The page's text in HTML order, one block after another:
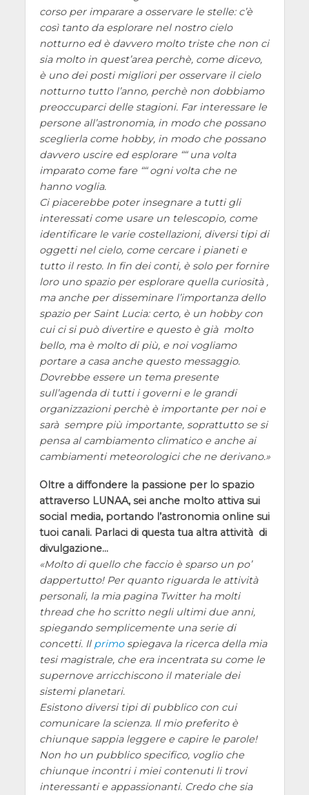
corso per imparare a osservare le stelle: c’è
così tanto da esplorare nel nostro cielo
notturno ed è davvero molto triste che non ci
sia molto in quest’area perchè, come dicevo,
è uno dei posti migliori per osservare il cielo
notturno tutto l’anno, perchè non dobbiamo
preoccuparci delle stagioni. Far interessare le
persone all’astronomia, in modo che possano
sceglierla come hobby, in modo che possano
davvero uscire ed esplorare ““ una volta
imparato come fare ““ ogni volta che ne
hanno voglia.
Ci piacerebbe poter insegnare a tutti gli
interessati come usare un telescopio, come
identificare le varie costellazioni, diversi tipi di
oggetti nel cielo, come cercare i pianeti e
tutto il resto. In fin dei conti, è solo per fornire
loro uno spazio per esplorare quella curiosità ,
ma anche per disseminare l’importanza dello
spazio per Saint Lucia: certo, è un hobby con
cui ci si può divertire e questo è già molto
bello, ma è molto di più, e noi vogliamo
portare a casa anche questo messaggio.
Dovrebbe essere un tema presente
sull’agenda di tutti i governi e le grandi
organizzazioni perchè è importante per noi e
sarà sempre più importante, soprattutto se si
pensa al cambiamento climatico e anche ai
cambiamenti meteorologici che ne derivano.
Oltre a diffondere la passione per lo spazio
attraverso LUNAA, sei anche molto attiva sui
social media, portando l’astronomia online sui
tuoi canali. Parlaci di questa tua altra attività di
divulgazione…
Molto di quello che faccio è sparso un po’
dappertutto! Per quanto riguarda le attività
personali, la mia pagina Twitter ha molti
thread che ho scritto negli ultimi due anni,
spiegando semplicemente una serie di
concetti. Il primospiegava la ricerca della mia
tesi magistrale, che era incentrata su come le
supernove arricchiscono il materiale dei
sistemi planetari.
Esistono diversi tipi di pubblico con cui
comunicare la scienza. Il mio preferito è
chiunque sappia leggere e capire le parole!
Non ho un pubblico specifico, voglio che
chiunque incontri i miei contenuti li trovi
interessanti e appassionanti. Credo che sia